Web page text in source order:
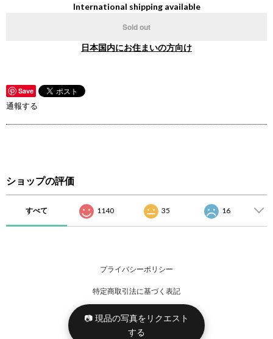
International shipping available
Sold out
日本国内にお住まいの方向け
Save
通報する
ショップの評価
すべて 1140 35 16
プライバシーポリシー
特定商取引法に基づく表記
📷 現品の写真をリクエスト
する